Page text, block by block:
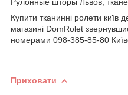
Купити тканинні ролети київ
магазині DomRolet
номерами 098-385-85-80
Приховати